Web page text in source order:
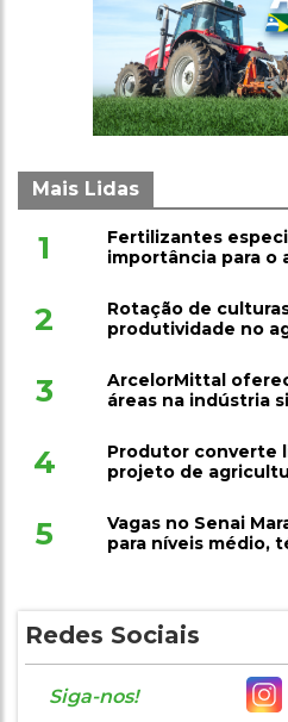
Mais Lidas
1
Fertilizantes
importância para o
2
Rotação de
produtividade no
3
ArcelorMittal
áreas na indústria
4
Produtor converte
projeto de
5
Vagas no Senai
para níveis médio,
Redes Sociais
Siga-nos!